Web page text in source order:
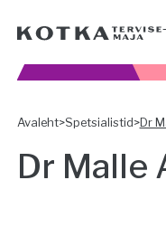
Avaleht>Spetsialistid>Dr
Dr Malle